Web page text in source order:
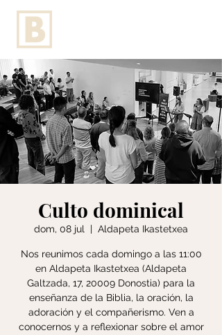
Culto dominical
dom, 08 jul
  |
Aldapeta Ikastetxea
Nos reunimos cada domingo a las 11:00
en Aldapeta Ikastetxea (Aldapeta
Galtzada, 17, 20009 Donostia) para la
enseñanza de la Biblia, la oración, la
adoración y el compañerismo. Ven a
conocernos y a reflexionar sobre el amor